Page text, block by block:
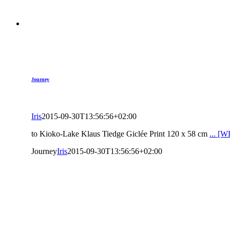
Journey
Iris2015-09-30T13:56:56+02:00
to Kioko-Lake Klaus Tiedge Giclée Print 120 x 58 cm ...
JourneyIris2015-09-30T13:56:56+02:00